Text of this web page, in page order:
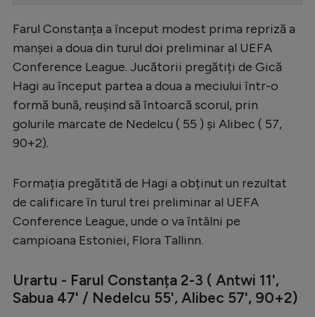
Ligue 1
Campionate
Starurile fotbalului
EURO 2024
Tenis
Natație
Farul Constanța a început modest prima repriză a
manșei a doua din turul doi preliminar al UEFA
Conference League. Jucătorii pregătiți de Gică
Hagi au început partea a doua a meciului într-o
formă bună, reușind să întoarcă scorul, prin
golurile marcate de Nedelcu ( 55 ) și Alibec ( 57,
90+2).
Formația pregătită de Hagi a obținut un rezultat
de calificare în turul trei preliminar al UEFA
Conference League, unde o va întâlni pe
campioana Estoniei, Flora Tallinn.
Urartu - Farul Constanța 2-3 ( Antwi 11',
Sabua 47' / Nedelcu 55', Alibec 57', 90+2)